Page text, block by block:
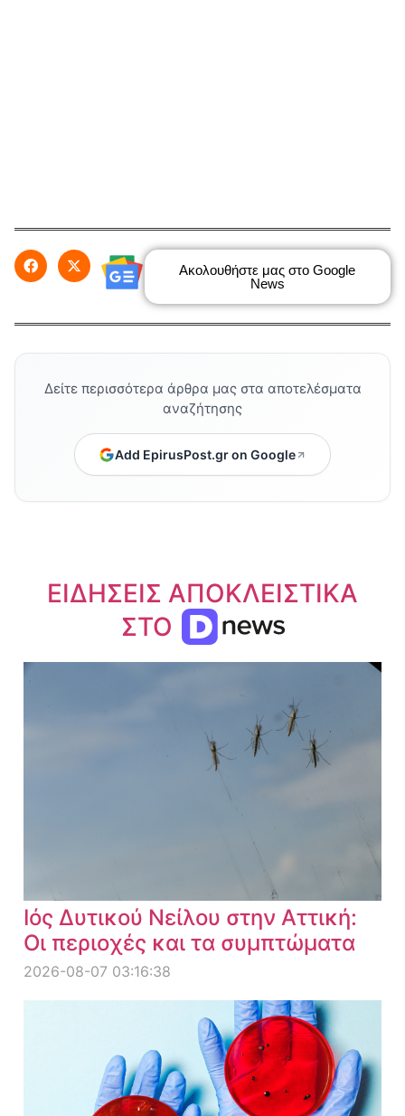
Ακολουθήστε μας στο Google
News
Δείτε περισσότερα άρθρα μας στα αποτελέσματα
αναζήτησης
Add EpirusPost.gr on Google
ΕΙΔΗΣΕΙΣ ΑΠΟΚΛΕΙΣΤΙΚΑ
ΣΤΟ
Ιός Δυτικού Νείλου στην Αττική:
Οι περιοχές και τα συμπτώματα
2026-08-07 03:16:38